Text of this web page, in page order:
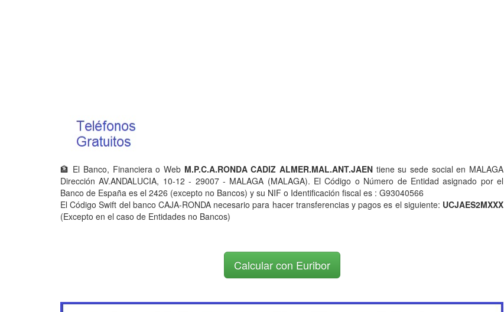
🏦 El Banco, Financiera o Web M.P.C.A.RONDA CADIZ ALMER.MAL.ANT.JAEN tiene su sede social en MALAGA
Dirección AV.ANDALUCIA, 10-12 - 29007 - MALAGA (MALAGA). El Código o Número de Entidad asignado por el
Banco de España es el 2426 (excepto no Bancos) y su NIF o Identificación fiscal es : G93040566
El Código Swift del banco CAJA-RONDA necesario para hacer transferencias y pagos es el siguiente: UCJAES2MXXX
(Excepto en el caso de Entidades no Bancos)
Calcular con Euribor